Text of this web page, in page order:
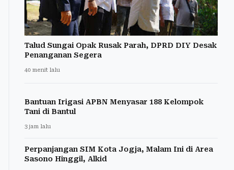
Talud Sungai Opak Rusak Parah, DPRD DIY Desak
Penanganan Segera
40 menit lalu
Bantuan Irigasi APBN Menyasar 188 Kelompok
Tani di Bantul
3 jam lalu
Perpanjangan SIM Kota Jogja, Malam Ini di Area
Sasono Hinggil, Alkid